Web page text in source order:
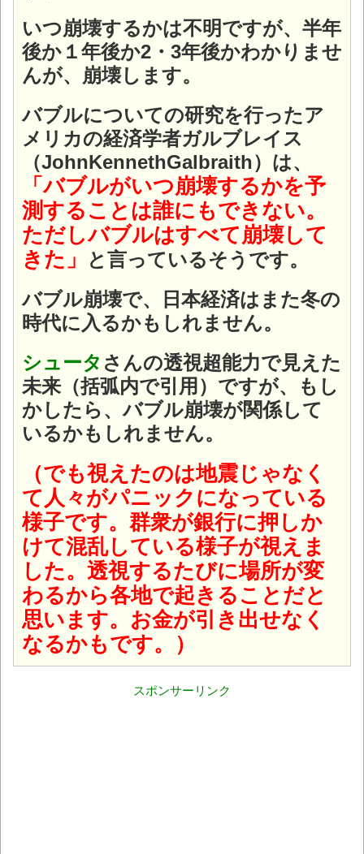
いつ崩壊するかは不明ですが、半年
後か１年後か2・3年後かわかりませ
んが、崩壊します。
バブルについての研究を行ったア
メリカの経済学者ガルブレイス
（JohnKennethGalbraith）は、
「バブルがいつ崩壊するかを予
測することは誰にもできない。
ただしバブルはすべて崩壊して
きた」
と言っているそうです。
バブル崩壊で、日本経済はまた冬の
時代に入るかもしれません。
シュータ さんの透視超能力で見えた
未来（括弧内で引用）ですが、もし
かしたら、バブル崩壊が関係して
いるかもしれません。
（でも視えたのは地震じゃなく
て人々がパニックになっている
様子です。群衆が銀行に押しか
けて混乱している様子が視えま
した。透視するたびに場所が変
わるから各地で起きることだと
思います。お金が引き出せなく
なるかもです。）
スポンサーリンク